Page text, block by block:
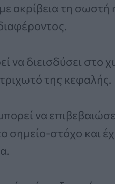
ακρίβεια τη σωστή
να διεισδύσει στο
της κεφαλής.
να
σημείο-στόχο και